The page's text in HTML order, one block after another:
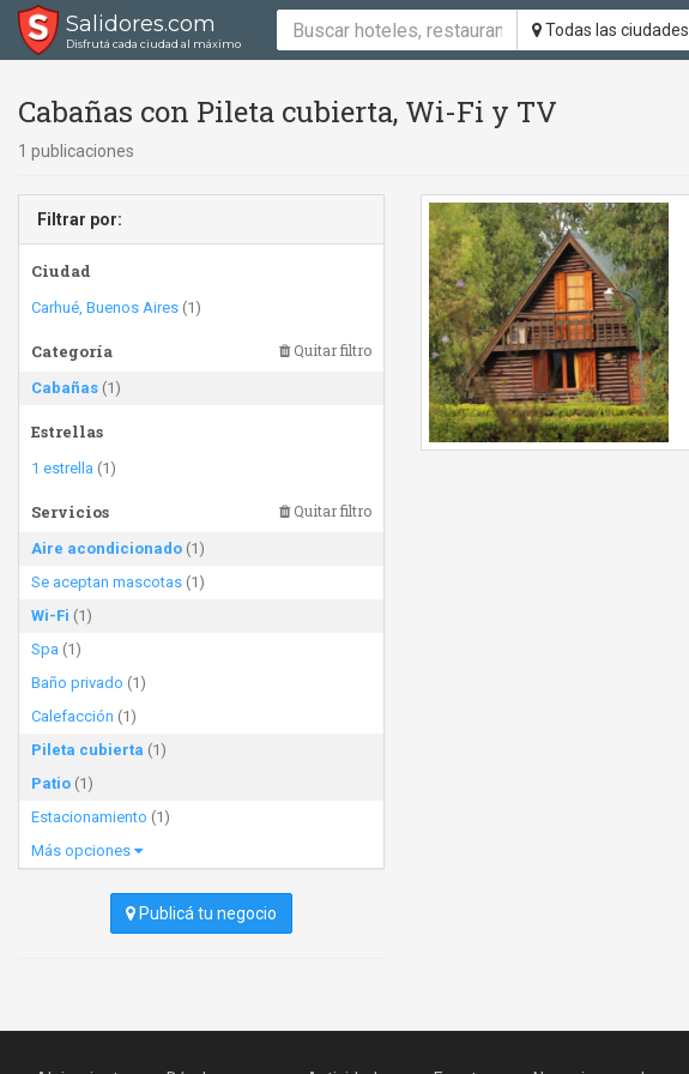
Salidores.com
Disfrutá cada ciudad al máximo
Todas las ciudades
Cabañas con Pileta cubierta, Wi-Fi y TV
1 publicaciones
Filtrar por:
Ciudad
Carhué, Buenos Aires (1)
Categoría Quitar filtro
Cabañas (1)
Estrellas
1 estrella (1)
Servicios Quitar filtro
Aire acondicionado (1)
Se aceptan mascotas (1)
Wi-Fi (1)
Spa (1)
Baño privado (1)
Calefacción (1)
Pileta cubierta (1)
Patio (1)
Estacionamiento (1)
Más opciones
Publicá tu negocio